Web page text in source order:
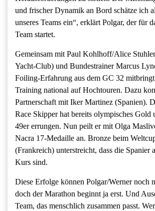
und frischer Dynamik an Bord schätze ich
unseres Teams ein“, erklärt Polgar, der für
Team startet.
Gemeinsam mit Paul Kohlhoff/Alice
Yacht-Club) und Bundestrainer Marcus
Foiling-Erfahrung aus dem GC 32
Training national auf Hochtouren. Dazu
Partnerschaft mit Iker Martinez (Spanien).
Race Skipper hat bereits olympisches Gold
49er errungen. Nun peilt er mit Olga
Nacra 17-Medaille an. Bronze beim
(Frankreich) unterstreicht, dass die Spanier
Kurs sind.
Diese Erfolge können Polgar/Werner noch
doch der Marathon beginnt ja erst. Und
Team, das menschlich zusammen passt.